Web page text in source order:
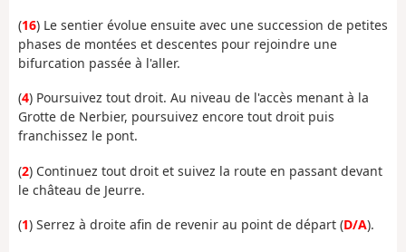
(16) Le sentier évolue ensuite avec une succession de petites
phases de montées et descentes pour rejoindre une
bifurcation passée à l'aller.
(4) Poursuivez tout droit. Au niveau de l'accès menant à la
Grotte de Nerbier, poursuivez encore tout droit puis
franchissez le pont.
(2) Continuez tout droit et suivez la route en passant devant
le château de Jeurre.
(1) Serrez à droite afin de revenir au point de départ (D/A).